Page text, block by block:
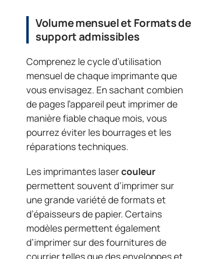
Volume mensuel et Formats de
support admissibles
Comprenez le cycle d’utilisation
mensuel de chaque imprimante que
vous envisagez. En sachant combien
de pages l’appareil peut imprimer de
manière fiable chaque mois, vous
pourrez éviter les bourrages et les
réparations techniques.
Les imprimantes lasercouleur
permettent souvent d’imprimer sur
une grande variété de formats et
d’épaisseurs de papier. Certains
modèles permettent également
d’imprimer sur des fournitures de